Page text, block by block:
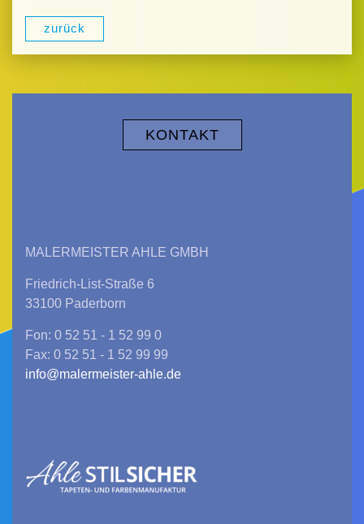
zurück
KONTAKT
MALERMEISTER AHLE GMBH
Friedrich-List-Straße 6
33100 Paderborn
Fon: 0 52 51 - 1 52 99 0
Fax: 0 52 51 - 1 52 99 99
info@malermeister-ahle.de